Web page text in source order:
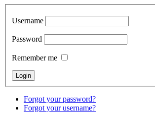
Username
Password
Remember me
Forgot your password?
Forgot your username?